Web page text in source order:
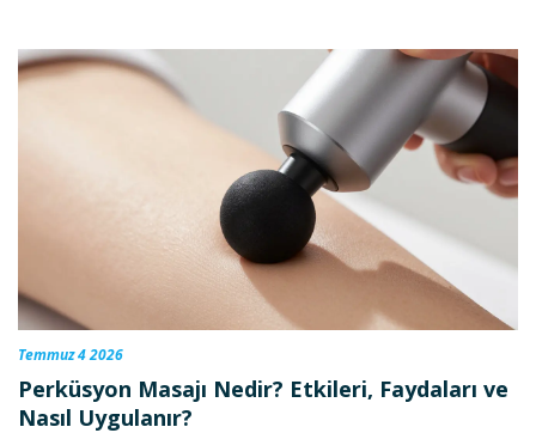
Temmuz 4 2026
Perküsyon Masajı Nedir? Etkileri, Faydaları ve
Nasıl Uygulanır?